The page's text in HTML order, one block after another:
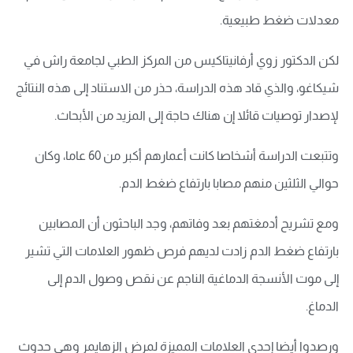
معدلات ضغط طبيعية.
لكن الدكتور زوي أرفانيتاكيس من المركز الطبي لجامعة راش في
شيكاغو، والذي قاد هذه الدراسة، حذر من الاستناد إلى هذه النتائج
لإصدار توصيات قائلا إن هناك حاجة إلى المزيد من الأبحاث.
وتتبعت الدراسة أشخاصا كانت أعمارهم أكبر من 60 عاما، وكان
حوالي الثلثين منهم مصابا بارتفاع ضغط الدم.
ومع تشريح أدمغتهم بعد وفاتهم، وجد الباحثون أن المصابين
بارتفاع ضغط الدم زادت لديهم فرص ظهور العلامات التي تشير
إلى موت الأنسجة الدماغية الناجم عن نقص وصول الدم إلى
الدماغ.
ورصدوا أيضا إحدى العلامات المميزة لمرض الزهايمر وهي حدوث